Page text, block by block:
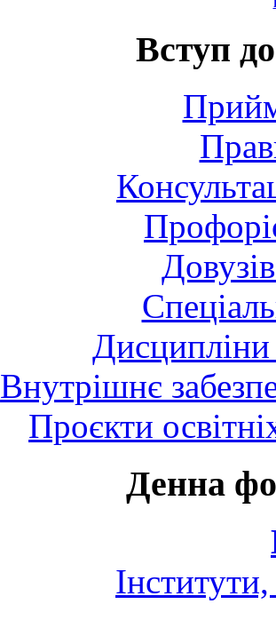
Вступ
Внутрішнє
Проєкти
Денна